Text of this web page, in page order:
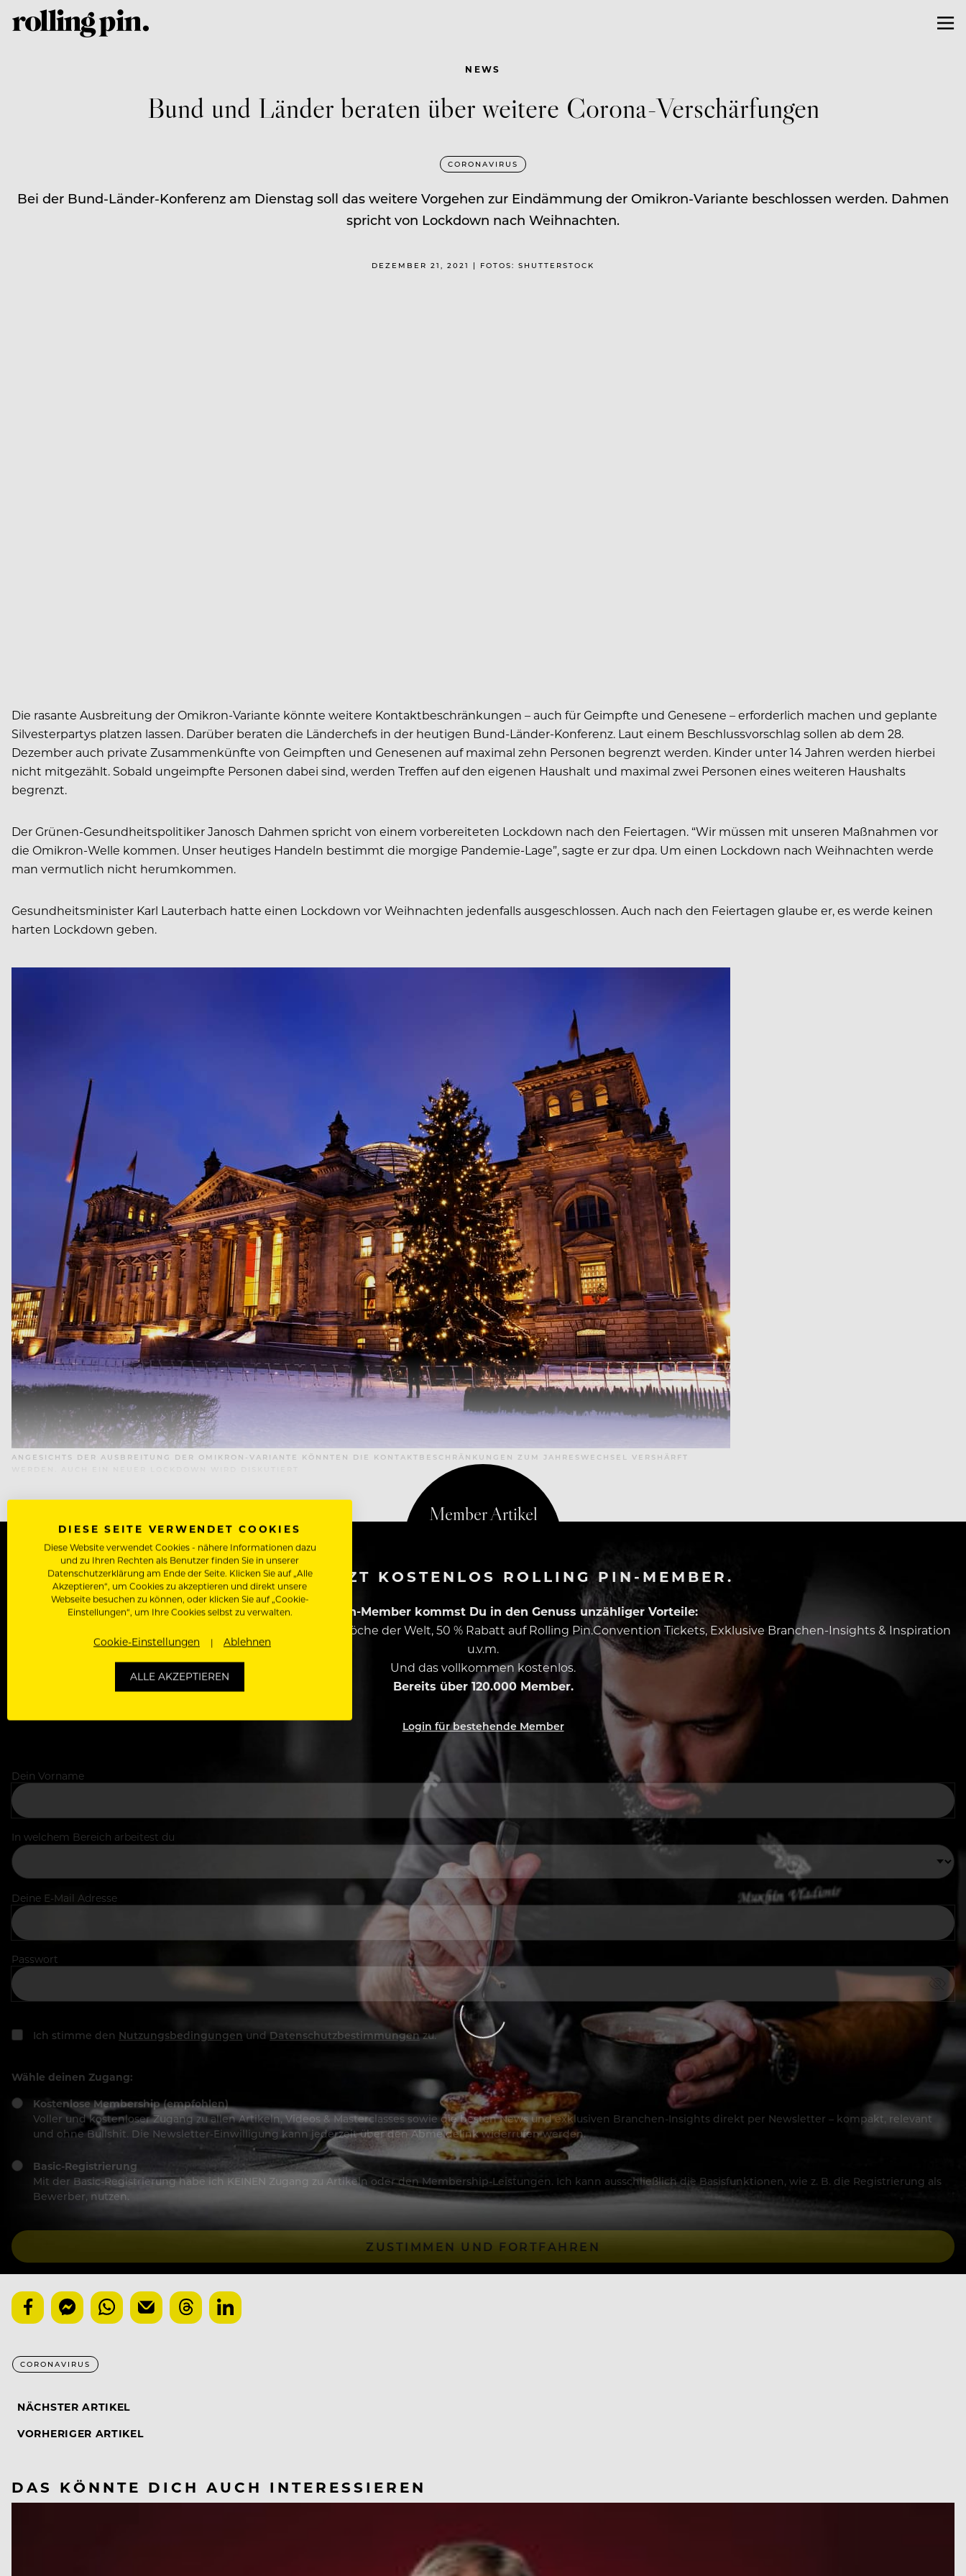
NEWS
Bund und Länder beraten über weitere Corona-Verschärfungen
CORONAVIRUS
Bei der Bund-Länder-Konferenz am Dienstag soll das weitere Vorgehen zur Eindämmung der Omikron-Variante beschlossen werden. Dahmen
spricht von Lockdown nach Weihnachten.
DEZEMBER 21, 2021 | FOTOS: SHUTTERSTOCK
Die rasante Ausbreitung der Omikron-Variante könnte weitere Kontaktbeschränkungen – auch für Geimpfte und Genesene – erforderlich machen und geplante
Silvesterpartys platzen lassen. Darüber beraten die Länderchefs in der heutigen Bund-Länder-Konferenz. Laut einem Beschlussvorschlag sollen ab dem 28.
Dezember auch private Zusammenkünfte von Geimpften und Genesenen auf maximal zehn Personen begrenzt werden. Kinder unter 14 Jahren werden hierbei
nicht mitgezählt. Sobald ungeimpfte Personen dabei sind, werden Treffen auf den eigenen Haushalt und maximal zwei Personen eines weiteren Haushalts
begrenzt.
Der Grünen-Gesundheitspolitiker Janosch Dahmen spricht von einem vorbereiteten Lockdown nach den Feiertagen. “Wir müssen mit unseren Maßnahmen vor
die Omikron-Welle kommen. Unser heutiges Handeln bestimmt die morgige Pandemie-Lage”, sagte er zur dpa. Um einen Lockdown nach Weihnachten werde
man vermutlich nicht herumkommen.
Gesundheitsminister Karl Lauterbach hatte einen Lockdown vor Weihnachten jedenfalls ausgeschlossen. Auch nach den Feiertagen glaube er, es werde keinen
harten Lockdown geben.
ANGESICHTS DER AUSBREITUNG DER OMIKRON-VARIANTE KÖNNTEN DIE KONTAKTBESCHRÄNKUNGEN ZUM JAHRESWECHSEL VERSHÄRFT
WERDE JETZT KOSTENLOS ROLLING PIN-MEMBER.
Als Rolling Pin-Member kommst Du in den Genuss unzähliger Vorteile:
Zugriff auf alle Artikel, Videos & Masterclasses der besten Köche der Welt, 50 % Rabatt auf Rolling Pin.Convention Tickets, Exklusive Branchen-Insights & Inspiration
u.v.m.
Und das vollkommen kostenlos.
Bereits über 120.000 Member.
Login für bestehende Member
Dein Vorname
In welchem Bereich arbeitest du
Deine E-Mail Adresse
Passwort
Ich stimme den Nutzungsbedingungen und Datenschutzbestimmungenzu.
Wähle deinen Zugang:
Kostenlose Membership (empfohlen)
Voller und kostenloser Zugang zu allen Artikeln, Videos & Masterclasses sowie die besten News und exklusiven Branchen-Insights direkt per Newsletter – kompakt, relevant
und ohne Bullshit. Die Newsletter-Einwilligung kann jederzeit über den Abmeldelink widerrufen werden.
Basic-Registrierung
Mit der Basic-Registrierung habe ich KEINEN Zugang zu Artikeln oder den Membership-Leistungen. Ich kann ausschließlich die Basisfunktionen, wie z. B. die Registrierung als
Bewerber, nutzen.
ZUSTIMMEN UND FORTFAHREN
CORONAVIRUS
NÄCHSTER ARTIKEL
VORHERIGER ARTIKEL
DAS KÖNNTE DICH AUCH INTERESSIEREN
DIESE SEITE VERWENDET COOKIES
Diese Website verwendet Cookies - nähere Informationen dazu
und zu Ihren Rechten als Benutzer finden Sie in unserer
Datenschutzerklärung am Ende der Seite. Klicken Sie auf „Alle
Akzeptieren“, um Cookies zu akzeptieren und direkt unsere
Webseite besuchen zu können, oder klicken Sie auf „Cookie-
Einstellungen“, um Ihre Cookies selbst zu verwalten.
Cookie-Einstellungen Ablehnen
ALLE AKZEPTIEREN